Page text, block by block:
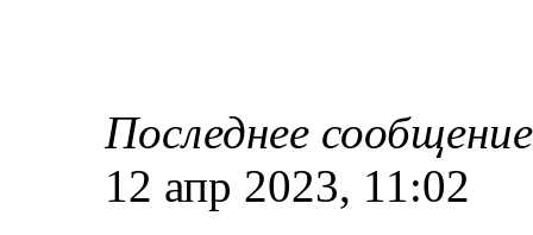
Последнее
12 апр 2023, 11:02